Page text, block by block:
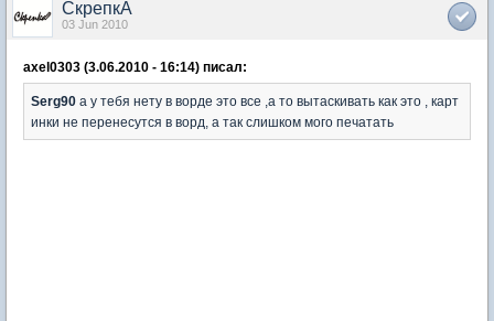
СкрепкА
03 Jun 2010
axel0303 (3.06.2010 - 16:14) писал:
Serg90 а у тебя нету в ворде это все ,а то вытаскивать как это , карт
инки не перенесутся в ворд, а так слишком мого печатать